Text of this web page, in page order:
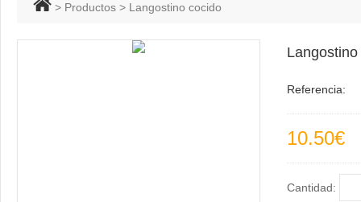
> Productos > Langostino cocido
Referencia:
10.50€
Cantidad: